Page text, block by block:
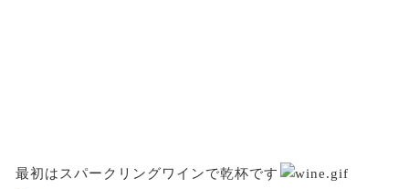
最初はスパークリングワインで乾杯です